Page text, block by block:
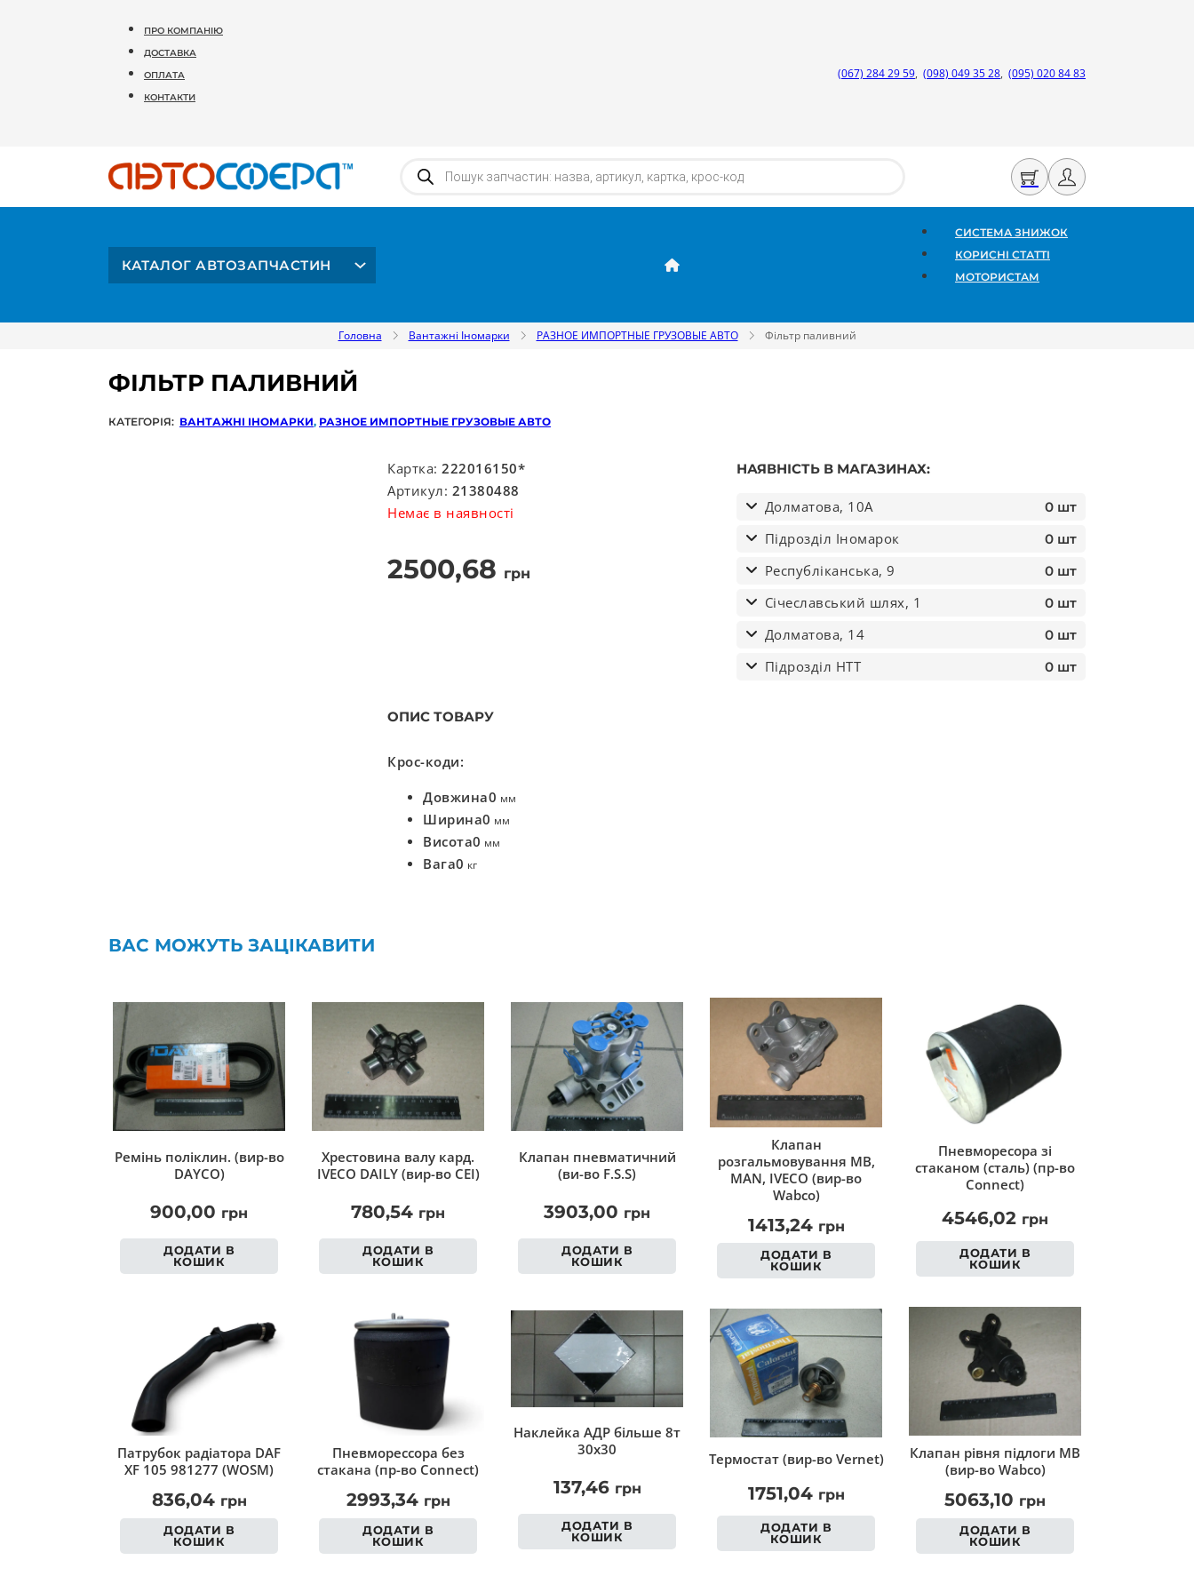
ПРО КОМПАНІЮ
ДОСТАВКА
ОПЛАТА
КОНТАКТИ
(067) 284 29 59, (098) 049 35 28, (095) 020 84 83
Products search
КАТАЛОГ АВТОЗАПЧАСТИН
СИСТЕМА ЗНИЖОК
КОРИСНІ СТАТТІ
МОТОРИСТАМ
Головна Вантажні Іномарки РАЗНОЕ ИМПОРТНЫЕ ГРУЗОВЫЕ АВТО Фільтр паливний
ФІЛЬТР ПАЛИВНИЙ
КАТЕГОРІЯ: ВАНТАЖНІ ІНОМАРКИ, РАЗНОЕ ИМПОРТНЫЕ ГРУЗОВЫЕ АВТО
Картка:222016150*
Артикул: 21380488
Немає в наявності
2500,68 грн
НАЯВНІСТЬ В МАГАЗИНАХ:
Долматова, 10А 0 шт
Підрозділ Іномарок 0 шт
Республіканська, 9 0 шт
Січеславський шлях, 1 0 шт
Долматова, 14 0 шт
Підрозділ НТТ 0 шт
ОПИС ТОВАРУ
Крос-коди:
Довжина0 мм
Ширина0 мм
Висота0 мм
Вага0 кг
ВАС МОЖУТЬ ЗАЦІКАВИТИ
Ремінь поліклин. (вир-во
DAYCO)
900,00 грн
ДОДАТИ В
КОШИК
Хрестовина валу кард.
IVECO DAILY (вир-во CEI)
780,54 грн
ДОДАТИ В
КОШИК
Клапан пневматичний
(ви-во F.S.S)
3903,00 грн
ДОДАТИ В
КОШИК
Клапан
розгальмовування MB,
MAN, IVECO (вир-во
Wabco)
1413,24 грн
ДОДАТИ В
КОШИК
Пневморесора зі
стаканом (сталь) (пр-во
Connect)
4546,02 грн
ДОДАТИ В
КОШИК
Патрубок радіатора DAF
XF 105 981277 (WOSM)
836,04 грн
ДОДАТИ В
КОШИК
Пневморессора без
стакана (пр-во Connect)
2993,34 грн
ДОДАТИ В
КОШИК
Наклейка АДР більше 8т
30х30
137,46 грн
ДОДАТИ В
КОШИК
Термостат (вир-во Vernet)
1751,04 грн
ДОДАТИ В
КОШИК
Клапан рівня підлоги MB
(вир-во Wabco)
5063,10 грн
ДОДАТИ В
КОШИК